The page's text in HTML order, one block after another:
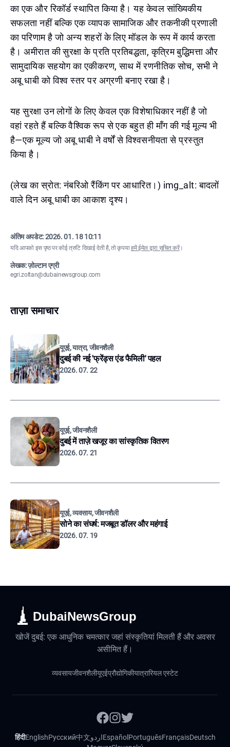
का एक और रिकॉर्ड स्थापित किया है। यह केवल सांख्यिकीय
सफलता नहीं बल्कि एक व्यापक सामाजिक और तकनीकी प्रणाली
का परिणाम है जो अन्य शहरों के लिए मॉडल के रूप में कार्य करता
है। अमीरात की सुरक्षा के प्रति प्रतिबद्धता, कृत्रिम बुद्धिमत्ता और
सामुदायिक सहयोग का एकीकरण, साथ में रणनीतिक सोच, सभी ने
अबू धाबी को विश्व स्तर पर अग्रणी बनाए रखा है।
यह सुरक्षा उन लोगों के लिए केवल एक विशेषाधिकार नहीं है जो
वहां रहते हैं बल्कि वैश्विक रूप से एक बहुत ही माँग की गई मूल्य भी
है—एक मूल्य जो अबू धाबी ने वर्षों से विश्वसनीयता से प्रस्तुत
किया है।
(लेख का स्रोत: नंबरिओ रैंकिंग पर आधारित।) img_alt: बादलों
वाले दिन अबू धाबी का आकाश दृश्य।
अंतिम अपडेट:2026. 01. 18 10:11
यदि आपको इस पृष्ठ पर कोई त्रुटि दिखाई देती है, तो कृपयाहमें ईमेल द्वारा सूचित करें।
लेखक: ज़ोल्टान एग्री
egri.zoltan@dubainewsgroup.com
ताज़ा समाचार
यूएई, यात्रा, जीवनशैली
दुबई की नई 'फ्रेंड्स एंड फैमिली' पहल
2026. 07. 22
यूएई, जीवनशैली
दुबई में ताज़े खजूर का सांस्कृतिक वितरण
2026. 07. 21
यूएई, व्यवसाय, जीवनशैली
सोने का संघर्ष: मजबूत डॉलर और महंगाई
2026. 07. 19
DubaiNewsGroup
खोजें दुबई: एक आधुनिक चमत्कार जहां संस्कृतियां मिलती हैं और अवसर
असीमित हैं।
व्यवसायजीवनशैलीयूएईप्रौद्योगिकीयात्रारियल एस्टेट
हिंदीEnglishРусский中文اردوEspañol PortuguêsFrançaisDeutsch